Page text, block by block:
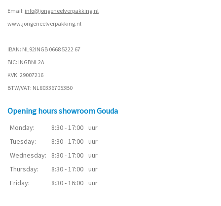
Email: info@jongeneelverpakking.nl
www.jongeneelverpakking.nl
IBAN: NL92INGB 0668 5222 67
BIC: INGBNL2A
KVK: 29007216
BTW/VAT: NL803367053B0
Opening hours showroom Gouda
Monday: 8:30 - 17:00 uur
Tuesday:
8:30 - 17:00 uur
Wednesday:
8:30 - 17:00 uur
Thursday:
8:30 - 17:00 uur
Friday:
8:30 - 16:00 uur